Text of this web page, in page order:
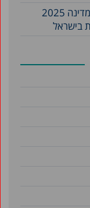
פרופ' אבי וייס הציג את דוח מצב המדינה 2025
בישראל